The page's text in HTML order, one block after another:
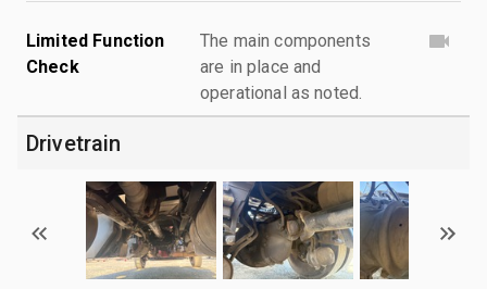
Limited Function
Check
The main components
are in place and
operational as noted.
Drivetrain